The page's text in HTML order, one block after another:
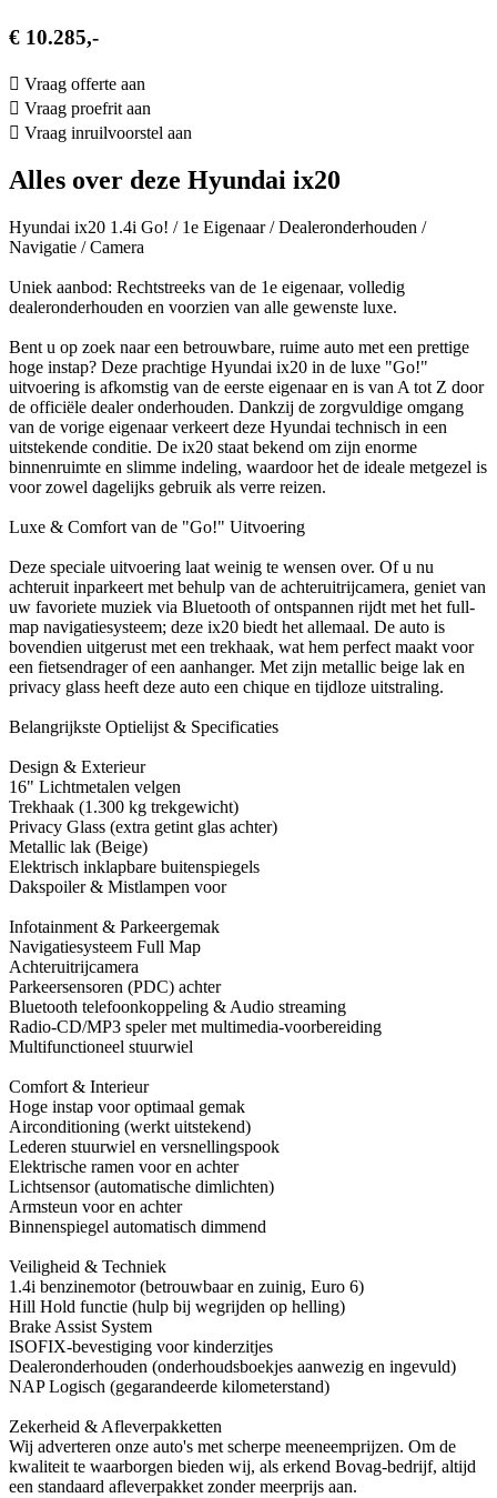
€ 10.285,-
Vraag offerte aan
Vraag proefrit aan
Vraag inruilvoorstel aan
Alles over deze Hyundai ix20
Hyundai ix20 1.4i Go! / 1e Eigenaar / Dealeronderhouden /
Navigatie / Camera
Uniek aanbod: Rechtstreeks van de 1e eigenaar, volledig
dealeronderhouden en voorzien van alle gewenste luxe.
Bent u op zoek naar een betrouwbare, ruime auto met een prettige
hoge instap? Deze prachtige Hyundai ix20 in de luxe "Go!"
uitvoering is afkomstig van de eerste eigenaar en is van A tot Z door
de officiële dealer onderhouden. Dankzij de zorgvuldige omgang
van de vorige eigenaar verkeert deze Hyundai technisch in een
uitstekende conditie. De ix20 staat bekend om zijn enorme
binnenruimte en slimme indeling, waardoor het de ideale metgezel is
voor zowel dagelijks gebruik als verre reizen.
Luxe & Comfort van de "Go!" Uitvoering
Deze speciale uitvoering laat weinig te wensen over. Of u nu
achteruit inparkeert met behulp van de achteruitrijcamera, geniet van
uw favoriete muziek via Bluetooth of ontspannen rijdt met het full-
map navigatiesysteem; deze ix20 biedt het allemaal. De auto is
bovendien uitgerust met een trekhaak, wat hem perfect maakt voor
een fietsendrager of een aanhanger. Met zijn metallic beige lak en
privacy glass heeft deze auto een chique en tijdloze uitstraling.
Belangrijkste Optielijst & Specificaties
Design & Exterieur
16" Lichtmetalen velgen
Trekhaak (1.300 kg trekgewicht)
Privacy Glass (extra getint glas achter)
Metallic lak (Beige)
Elektrisch inklapbare buitenspiegels
Dakspoiler & Mistlampen voor
Infotainment & Parkeergemak
Navigatiesysteem Full Map
Achteruitrijcamera
Parkeersensoren (PDC) achter
Bluetooth telefoonkoppeling & Audio streaming
Radio-CD/MP3 speler met multimedia-voorbereiding
Multifunctioneel stuurwiel
Comfort & Interieur
Hoge instap voor optimaal gemak
Airconditioning (werkt uitstekend)
Lederen stuurwiel en versnellingspook
Elektrische ramen voor en achter
Lichtsensor (automatische dimlichten)
Armsteun voor en achter
Binnenspiegel automatisch dimmend
Veiligheid & Techniek
1.4i benzinemotor (betrouwbaar en zuinig, Euro 6)
Hill Hold functie (hulp bij wegrijden op helling)
Brake Assist System
ISOFIX-bevestiging voor kinderzitjes
Dealeronderhouden (onderhoudsboekjes aanwezig en ingevuld)
NAP Logisch (gegarandeerde kilometerstand)
Zekerheid & Afleverpakketten
Wij adverteren onze auto's met scherpe meeneemprijzen. Om de
kwaliteit te waarborgen bieden wij, als erkend Bovag-bedrijf, altijd
een standaard afleverpakket zonder meerprijs aan.